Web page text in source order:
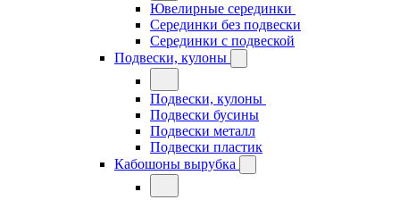
Ювелирные серединки
Серединки без подвески
Серединки с подвеской
Подвески, кулоны
Подвески, кулоны
Подвески бусины
Подвески металл
Подвески пластик
Кабошоны вырубка